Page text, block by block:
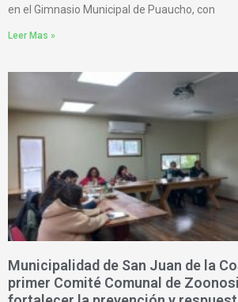
en el Gimnasio Municipal de Puaucho, con
Leer Mas »
Municipalidad de San Juan de la
primer Comité Comunal de